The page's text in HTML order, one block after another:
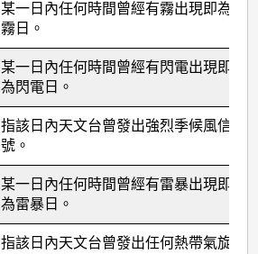
某一日內任何時間曾經有霧出現即為
霧日。
某一日內任何時間曾經有閃電出現即
為閃電日。
指該日內天文台曾發出強烈季候風信
號。
某一日內任何時間曾經有雷暴出現即
為雷暴日。
指該日內天文台曾發出任何熱帶氣旋